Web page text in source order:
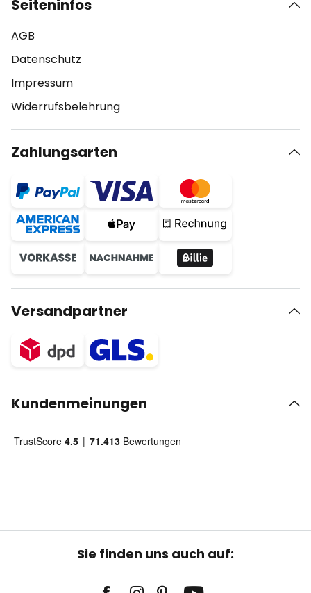
Seiteninfos
AGB
Datenschutz
Impressum
Widerrufsbelehrung
Zahlungsarten
Versandpartner
Kundenmeinungen
Sie finden uns auch auf: